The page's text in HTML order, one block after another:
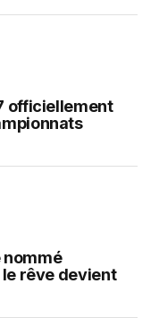
officiellement
nommé
rêve devient